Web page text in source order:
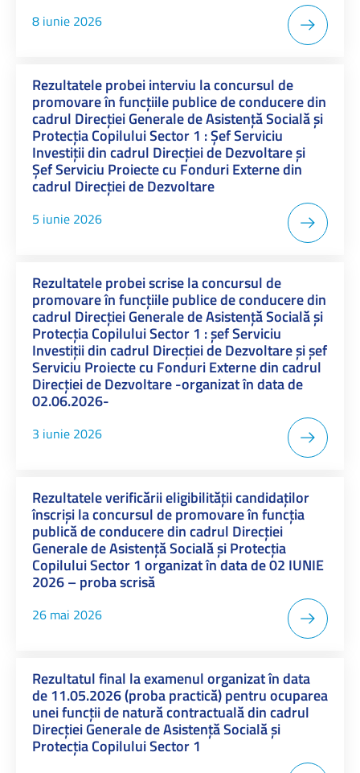
8 iunie 2026
Rezultatele probei interviu la concursul de
promovare în funcțiile publice de conducere din
cadrul Direcției Generale de Asistență Socială și
Protecția Copilului Sector 1 : Șef Serviciu
Investiții din cadrul Direcției de Dezvoltare și
Șef Serviciu Proiecte cu Fonduri Externe din
cadrul Direcției de Dezvoltare
5 iunie 2026
Rezultatele probei scrise la concursul de
promovare în funcțiile publice de conducere din
cadrul Direcției Generale de Asistență Socială și
Protecția Copilului Sector 1 : șef Serviciu
Investiții din cadrul Direcției de Dezvoltare și șef
Serviciu Proiecte cu Fonduri Externe din cadrul
Direcției de Dezvoltare -organizat în data de
02.06.2026-
3 iunie 2026
Rezultatele verificării eligibilității candidaților
înscriși la concursul de promovare în funcția
publică de conducere din cadrul Direcției
Generale de Asistență Socială și Protecția
Copilului Sector 1 organizat în data de 02 IUNIE
2026 – proba scrisă
26 mai 2026
Rezultatul final la examenul organizat în data
de 11.05.2026 (proba practică) pentru ocuparea
unei funcții de natură contractuală din cadrul
Direcției Generale de Asistență Socială și
Protecția Copilului Sector 1